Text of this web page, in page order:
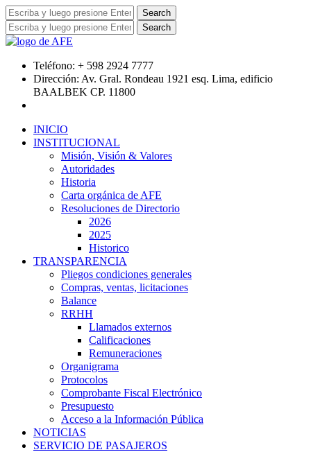
Teléfono: + 598 2924 7777
Dirección: Av. Gral. Rondeau 1921 esq. Lima, edificio
BAALBEK CP. 11800
INICIO
INSTITUCIONAL
Misión, Visión & Valores
Autoridades
Historia
Carta orgánica de AFE
Resoluciones de Directorio
2026
2025
Historico
TRANSPARENCIA
Pliegos condiciones generales
Compras, ventas, licitaciones
Balance
RRHH
Llamados externos
Calificaciones
Remuneraciones
Organigrama
Protocolos
Comprobante Fiscal Electrónico
Presupuesto
Acceso a la Información Pública
NOTICIAS
SERVICIO DE PASAJEROS